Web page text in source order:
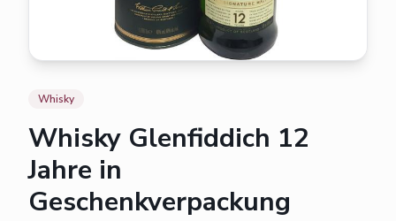
Whisky
Whisky Glenfiddich 12
Jahre in
Geschenkverpackung